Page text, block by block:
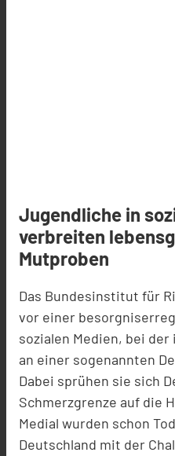
Jugendliche in
verbreiten
Mutproben
Das Bundesinstitut für
vor einer
sozialen Medien, bei
an einer sogenannten
Dabei sprühen sie sich
Schmerzgrenze auf die
Medial wurden schon
Deutschland mit der